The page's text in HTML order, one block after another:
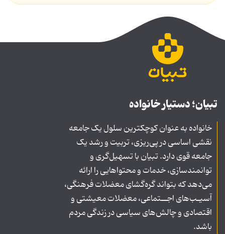
تبیان؛ دستیار خانواده
خانواده به عنوان کوچکترین سلول یک جامعه
نقشی اساسی در پی‌ریزی، تربیت و رشد یک
جامعه قوی دارد. تبیان با تسهیل‌گری و
توانمندسازی، خدمات و محتواهایی را ارائه
می‌دهد که بتواند گره‌گشای معضلات فرهنگی،
آسیـب‌های اجــتماعی، معضلات معیشتی و
اقتصادی و چالش‌های سیاسی در زندگی مردم
باشد.